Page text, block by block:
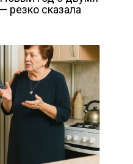
резко сказала